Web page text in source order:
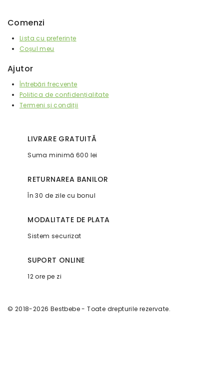
Comenzi
Lista cu preferințe
Coșul meu
Ajutor
Întrebări frecvente
Politica de confidențialitate
Termeni și condiții
LIVRARE GRATUITĂ
Suma minimă 600 lei
RETURNAREA BANILOR
În 30 de zile cu bonul
MODALITATE DE PLATA
Sistem securizat
SUPORT ONLINE
12 ore pe zi
© 2018-2026 Bestbebe - Toate drepturile rezervate.